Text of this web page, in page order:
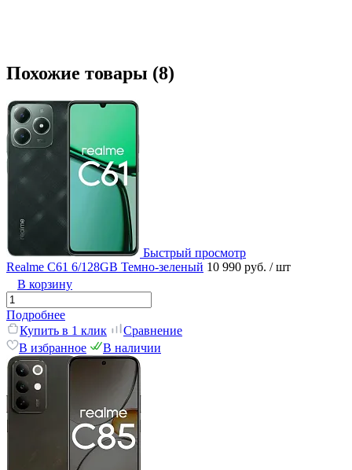
Похожие товары (8)
Быстрый просмотр
Realme C61 6/128GB Темно-зеленый 10 990 руб. / шт
В корзину
Подробнее
Купить в 1 клик
Сравнение
В избранное
В наличии